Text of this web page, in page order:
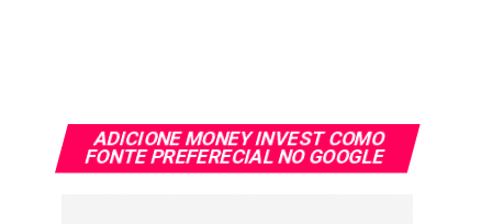
ADICIONE MONEY INVEST COMO
FONTE PREFERECIAL NO GOOGLE